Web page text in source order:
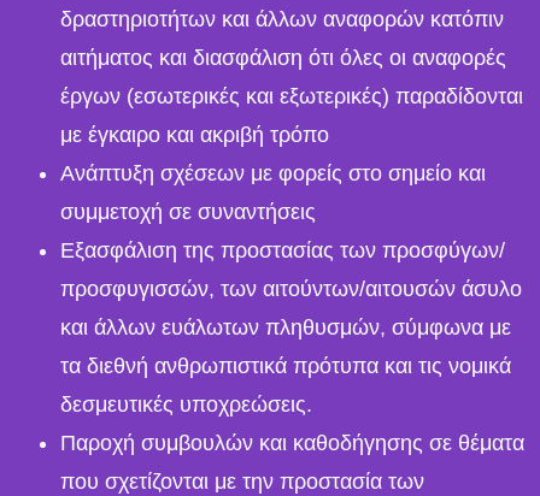
δραστηριοτήτων και άλλων αναφορών κατόπιν
αιτήματος και διασφάλιση ότι όλες οι αναφορές
έργων (εσωτερικές και εξωτερικές) παραδίδονται
με έγκαιρο και ακριβή τρόπο
Ανάπτυξη σχέσεων με φορείς στο σημείο και
συμμετοχή σε συναντήσεις
Εξασφάλιση της προστασίας των προσφύγων/
προσφυγισσών, των αιτούντων/αιτουσών άσυλο
και άλλων ευάλωτων πληθυσμών, σύμφωνα με
τα διεθνή ανθρωπιστικά πρότυπα και τις νομικά
δεσμευτικές υποχρεώσεις.
Παροχή συμβουλών και καθοδήγησης σε θέματα
που σχετίζονται με την προστασία των